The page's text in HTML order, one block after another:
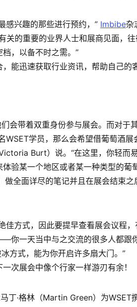
感兴趣的那些进行预约，” Imbibe杂
关的重要的业界人士和展商见面，
，以备不时之需。”
能迅速获取行业资讯，帮助自己的
会带着双重身份参与展会。而对于
学员，那么会希望借葡萄酒
Burt）说。“在这里，你轻而
验某一个地区或者某一种类型的葡
全面详尽的笔记并且在展会结束之
方式，因此要提早查看展会议程，
你一天当中与之交流的很多人都跟
方式，能为你开启许多扇大门。”
次展会中像个行家一样游刃有余！
·格林（Martin Green）为WSET撰